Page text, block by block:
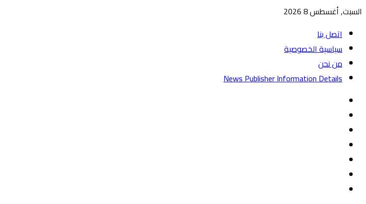
السبت, أغسطس 8 2026
اتصل بنا
سياسية الخصوصية
من نحن
News Publisher Information Details